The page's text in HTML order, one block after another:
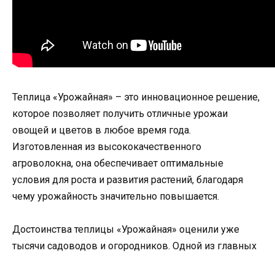
Теплица «Урожайная» – это инновационное решение,
которое позволяет получить отличные урожаи
овощей и цветов в любое время года.
Изготовленная из высококачественного
агроволокна, она обеспечивает оптимальные
условия для роста и развития растений, благодаря
чему урожайность значительно повышается.
Достоинства теплицы «Урожайная» оценили уже
тысячи садоводов и огородников. Одной из главных